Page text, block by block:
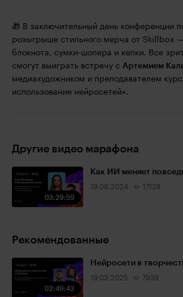
🎁 В заключительный день конференции
розыгрыше стильного мерча от Skillbox
блокнота, сумки-шопера и кепки. Все
смогут выиграть встречу с Артемием
медиахудожником и преподавателем
использование нейросетей».
Другие видео марафона
03:29:59
Как ИИ меняет
19.08.2024 17128
Рекомендованные
02:49:43
Нейросети в
19.03.2025 7939